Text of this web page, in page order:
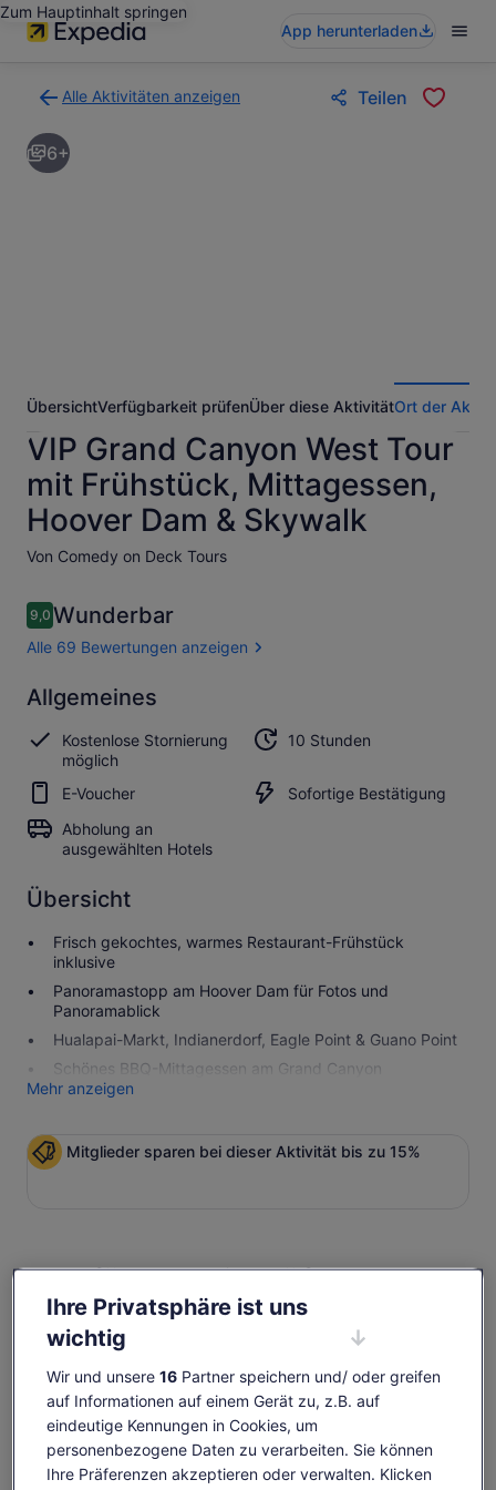
Zum Hauptinhalt springen
App herunterladen
Alle Aktivitäten anzeigen
zur
Ergebnisseite
für
Teilen
6+
ÜbersichtVerfügbarkeit prüfenÜber diese AktivitätOrt der
VIP Grand Canyon West Tour
mit Frühstück, Mittagessen,
Hoover Dam & Skywalk
Von Comedy on Deck Tours
Bewertungen
9,09,0 von 10.
Wunderbar
Alle 69 Bewertungen anzeigen
9.09.0 von 10
Wunderbar
Alle 69
Bewertungen
anzeigen
Allgemeines
Kostenlose Stornierung
möglich
10 Stunden
E-Voucher
Sofortige Bestätigung
Abholung an
ausgewählten Hotels
Übersicht
Frisch gekochtes, warmes Restaurant-Frühstück
inklusive
Panoramastopp am Hoover Dam für Fotos und
Panoramablick
Hualapai-Markt, Indianerdorf, Eagle Point & Guano Point
Schönes BBQ-Mittagessen am Grand Canyon
Mehr anzeigen
Mitglieder sparen bei dieser Aktivität bis zu 15%
Verfügbarkeit prüfen
Daten
So., 9. Aug.–So., 23. Aug.
Reisende
1 Reisender
So., 9. Aug. Mo., 10. Aug. Di., 11. Aug. Mi., 12. Aug.
Ihre Privatsphäre ist uns
wichtig
Wir und unsere 16Partner speichern und/ oder greifen
auf Informationen auf einem Gerät zu, z.B. auf
eindeutige Kennungen in Cookies, um
personenbezogene Daten zu verarbeiten. Sie können
Ihre Präferenzen akzeptieren oder verwalten. Klicken